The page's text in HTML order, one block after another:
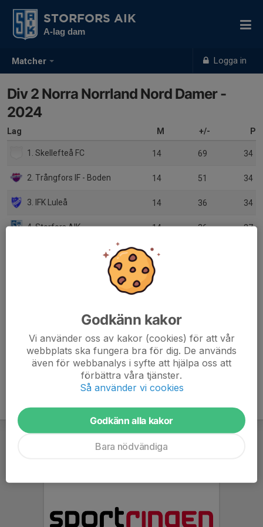
Matcher Logga in
STORFORS AIK
A-lag dam
Div 2 Norra Norrland Nord Damer -
2024
Lag M +/- P
1. Skellefteå FC 14 69 34
2. Trångfors IF - Boden 14 51 34
3. IFK Luleå 14 36 34
4. Storfors AIK 14 36 27
14
14
8. Kågedalens AIF/Sunnanå SK 2 14
9. Assi IF/IFK Kalix 0 0
Godkänn kakor
Vi använder oss av kakor (cookies) för att vår
webbplats ska fungera bra för dig. De används
även för webbanalys i syfte att hjälpa oss att
förbättra våra tjänster.
Så använder vi cookies
Godkänn alla kakor
Bara nödvändiga